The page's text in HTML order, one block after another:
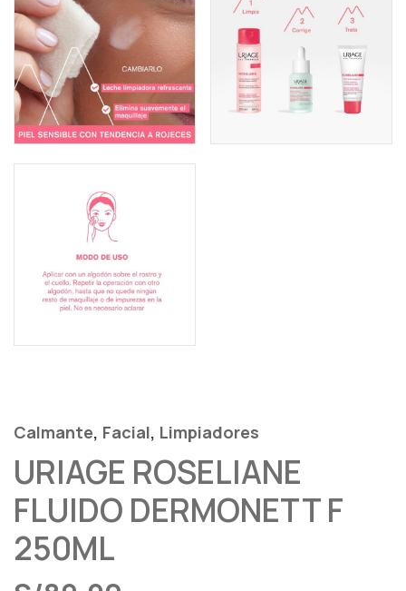
Calmante, Facial, Limpiadores
URIAGE ROSELIANE
FLUIDO DERMONETT F
250ML